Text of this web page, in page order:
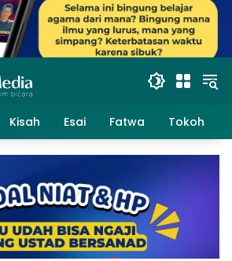
Kisah Esai Fatwa Tokoh